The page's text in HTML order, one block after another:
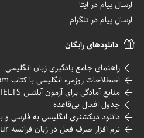
ارسال پیام در ایتا
ارسال پیام در تلگرام
دانلودهای رایگان
راهنمای جامع یادگیری زبان انگلیسی
اصطلاحات روزمره انگلیسی با کتاب Perfect Idiom
منابع آمادگی برای آزمون آیلتس IELTS
جدول افعال بی‌قاعده
دانلود دیکشنری انگلیسی به فارسی
نرم افزار صرف فعل در زبان فرانسه Le Conjugueur